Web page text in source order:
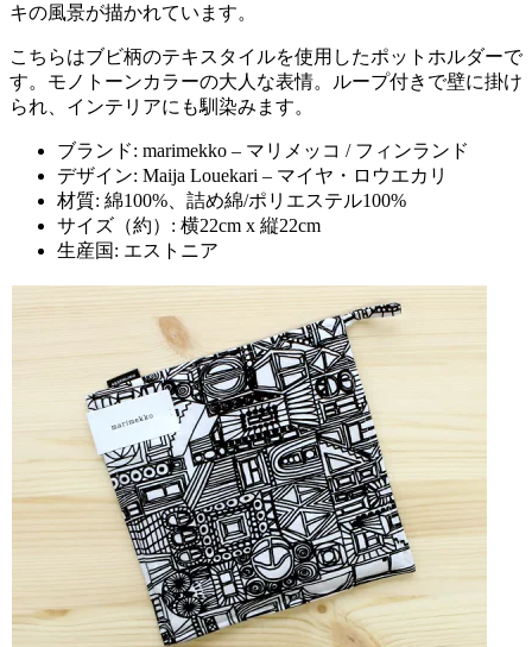
キの風景が描かれています。
こちらはブビ柄のテキスタイルを使用したポットホルダーで
す。モノトーンカラーの大人な表情。ループ付きで壁に掛け
られ、インテリアにも馴染みます。
ブランド: marimekko – マリメッコ / フィンランド
デザイン: Maija Louekari – マイヤ・ロウエカリ
材質: 綿100%、詰め綿/ポリエステル100%
サイズ（約）: 横22cm x 縦22cm
生産国: エストニア